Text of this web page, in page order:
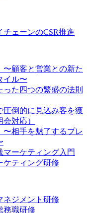
ェーンのCSR推進
顧客と営業との新た
イル〜
た四つの繁盛の法則
圧倒的に見込み客を獲
対応）
相手を魅了するプレ
ーケティング入門
ケティング研修
ネジメント研修
職研修